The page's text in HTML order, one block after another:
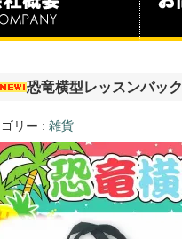
恐竜横型レッスンバック
リー : 雑貨